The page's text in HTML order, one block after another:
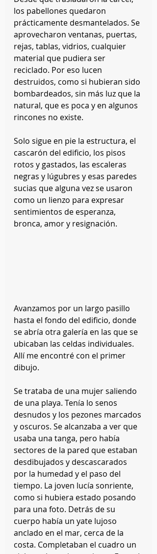
los pabellones quedaron
prácticamente desmantelados. Se
aprovecharon ventanas, puertas,
rejas, tablas, vidrios, cualquier
material que pudiera ser
reciclado. Por eso lucen
destruidos, como si hubieran sido
bombardeados, sin más luz que la
natural, que es poca y en algunos
rincones no existe.
Solo sigue en pie la estructura, el
cascarón del edificio, los pisos
rotos y gastados, las escaleras
negras y lúgubres y esas paredes
sucias que alguna vez se usaron
como un lienzo para expresar
sentimientos de esperanza,
bronca, amor y resignación.
Avanzamos por un largo pasillo
hasta el fondo del edificio, donde
se abría otra galería en las que se
ubicaban las celdas individuales.
Allí me encontré con el primer
dibujo.
Se trataba de una mujer saliendo
de una playa. Tenía lo senos
desnudos y los pezones marcados
y oscuros. Se alcanzaba a ver que
usaba una tanga, pero había
sectores de la pared que estaban
desdibujados y descascarados
por la humedad y el paso del
tiempo. La joven lucía sonriente,
como si hubiera estado posando
para una foto. Detrás de su
cuerpo había un yate lujoso
anclado en el mar, cerca de la
costa. Completaban el cuadro un